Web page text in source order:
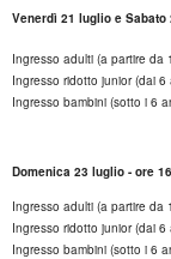
Venerdì 21 luglio e
Ingresso adulti (a partire da
Ingresso ridotto junior (dai 6
Ingresso bambini (sotto i 6
Domenica 23 luglio - ore
Ingresso adulti (a partire da
Ingresso ridotto junior (dai 6
Ingresso bambini (sotto i 6